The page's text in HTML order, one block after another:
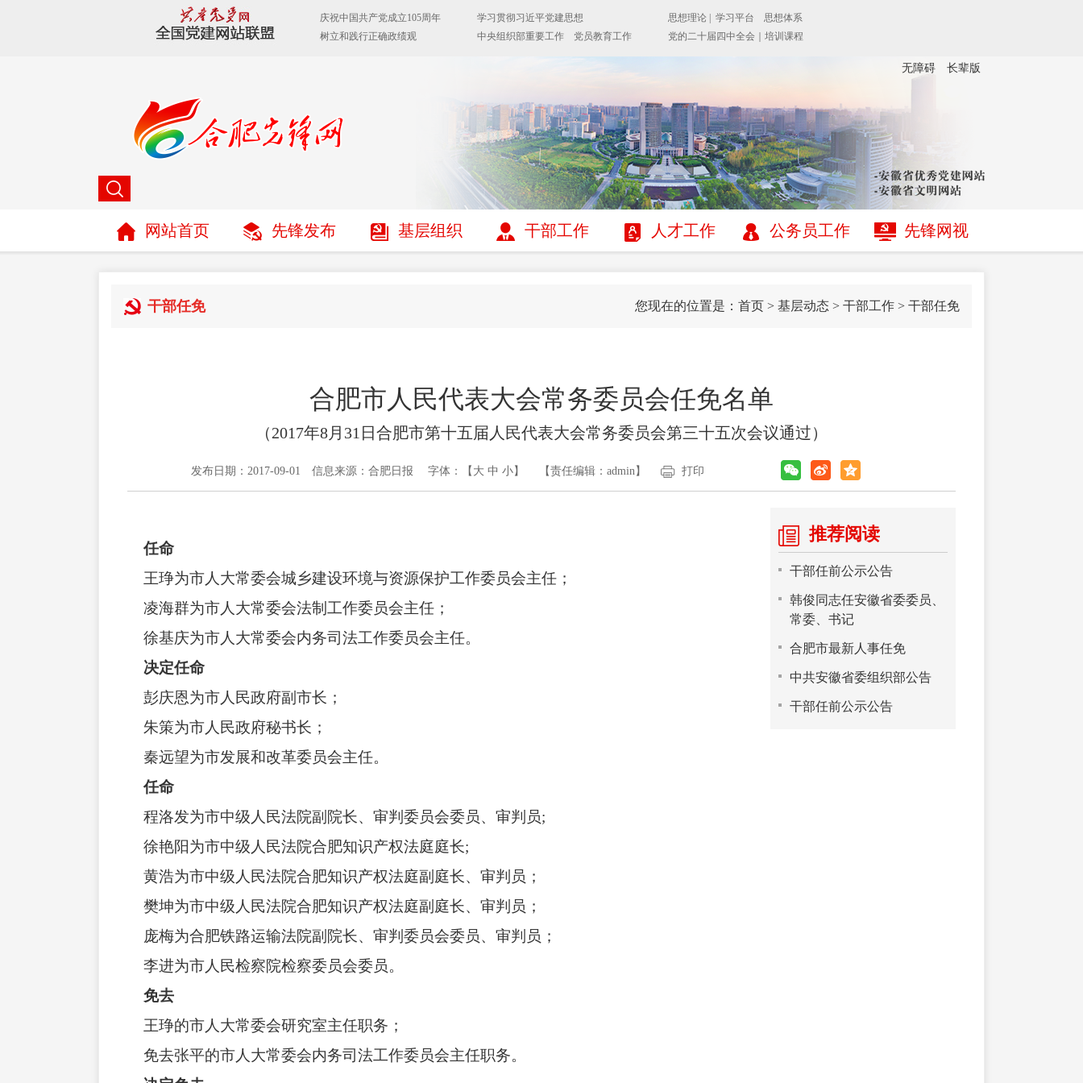
无障碍 长辈版
网站首页 先锋发布 基层组织 干部工作 人才工作 公务员工作 先锋网视
干部任免 您现在的位置是： 首页 > 基层动态 > 干部工作 > 干部任免
合肥市人民代表大会常务委员会任免名单
（2017年8月31日合肥市第十五届人民代表大会常务委员会第三十五次会议通过）
发布日期：2017-09-01 信息来源：合肥日报 字体：【 大 中 小】 【责任编辑：admin】 打印
任命
王琤为市人大常委会城乡建设环境与资源保护工作委员会主任；
凌海群为市人大常委会法制工作委员会主任；
徐基庆为市人大常委会内务司法工作委员会主任。
决定任命
彭庆恩为市人民政府副市长；
朱策为市人民政府秘书长；
秦远望为市发展和改革委员会主任。
任命
程洛发为市中级人民法院副院长、审判委员会委员、审判员;
徐艳阳为市中级人民法院合肥知识产权法庭庭长;
黄浩为市中级人民法院合肥知识产权法庭副庭长、审判员；
樊坤为市中级人民法院合肥知识产权法庭副庭长、审判员；
庞梅为合肥铁路运输法院副院长、审判委员会委员、审判员；
李进为市人民检察院检察委员会委员。
免去
王琤的市人大常委会研究室主任职务；
免去张平的市人大常委会内务司法工作委员会主任职务。
推荐阅读
干部任前公示公告
韩俊同志任安徽省委委员、
常委、书记
合肥市最新人事任免
中共安徽省委组织部公告
干部任前公示公告